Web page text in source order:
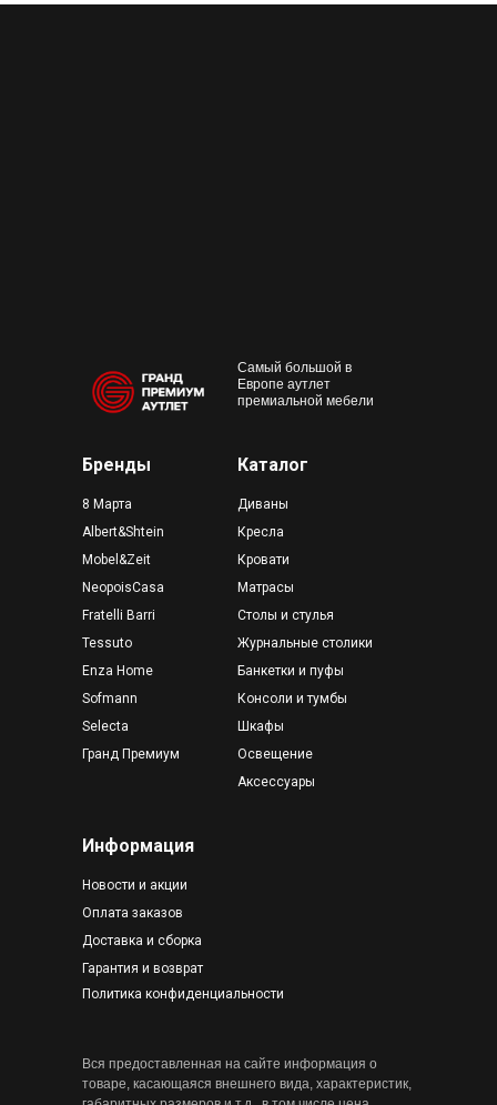
Кресла
Столы и стулья
Матрасы
Шкафы
Освещение
Диваны
Журнальные столики
Банкетки и пуфы
Аксессуары
Консоли и тумбы
Кровати
Вся предоставленная на сайте информация о
товаре, касающаяся внешнего вида, характеристик,
Самый большой в
Европе аутлет
премиальной мебели
Каталог
Информация
Бренды
Оплата заказов
Доставка и сборка
Гарантия и возврат
Политика конфиденциальности
Mobel&Zeit
Tessuto
8 Марта
Fratelli Barri
Sofmann
Selecta
Enza Home
Albert&Shtein
NeopoisCasa
Новости и акции
Гранд Премиум